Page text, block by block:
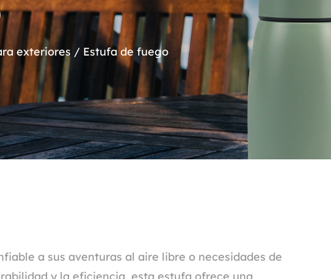
exteriores / Estufa de fuego
a sus aventuras al aire libre o necesidades de